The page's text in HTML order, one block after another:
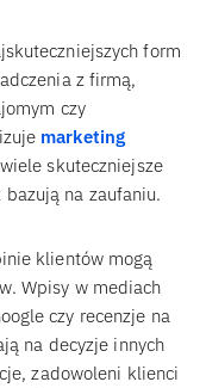
form
z firmą,
czy
marketing
skuteczniejsze
na zaufaniu.
klientów mogą
Wpisy w mediach
czy recenzje na
na decyzje innych
zadowoleni klienci